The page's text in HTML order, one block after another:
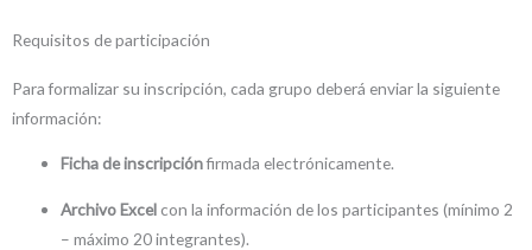
Requisitos de participación
Para formalizar su inscripción, cada grupo deberá enviar la siguiente
información:
Ficha de inscripciónfirmada electrónicamente.
Archivo Excel con la información de los participantes (mínimo 2
– máximo 20 integrantes).